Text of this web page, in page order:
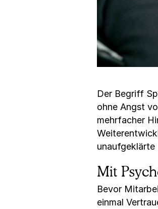
Der Begriff
ohne Angst
mehrfacher
unaufgeklärte
Mit
Bevor
einmal